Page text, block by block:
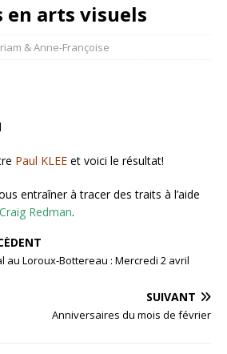
arts visuels
& Anne-Françoise
Paul KLEE et voici le résultat!
entraîner à tracer des traits à l’aide
Craig Redman.
au Loroux-Bottereau : Mercredi 2 avril
SUIVANT
Anniversaires du mois de février